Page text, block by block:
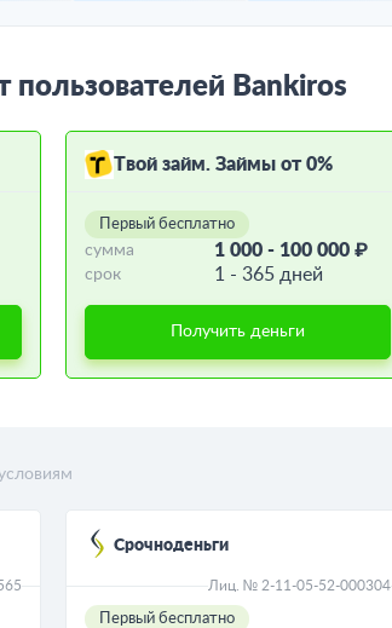
пользователей Bankiros
Твой займ. Займы от 0%
Первый бесплатно
сумма 1 000 - 100 000 ₽
срок 1 - 365 дней
Получить деньги
Срочноденьги
Лиц. № 2-11-05-52-000304
Первый бесплатно